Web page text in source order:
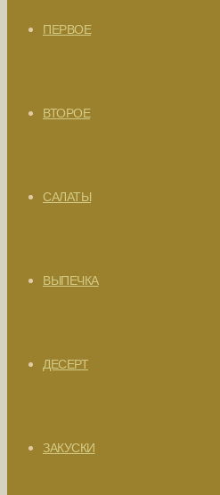
ПЕРВОЕ
ВТОРОЕ
САЛАТЫ
ВЫПЕЧКА
ДЕСЕРТ
ЗАКУСКИ